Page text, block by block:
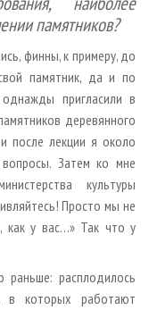
памятников?
финны, к примеру, до
памятник, да и по
пригласили в
деревянного
после лекции я около
Затем ко мне
культуры
Просто мы не
как у вас…» Так что у
расплодилось
в которых работают